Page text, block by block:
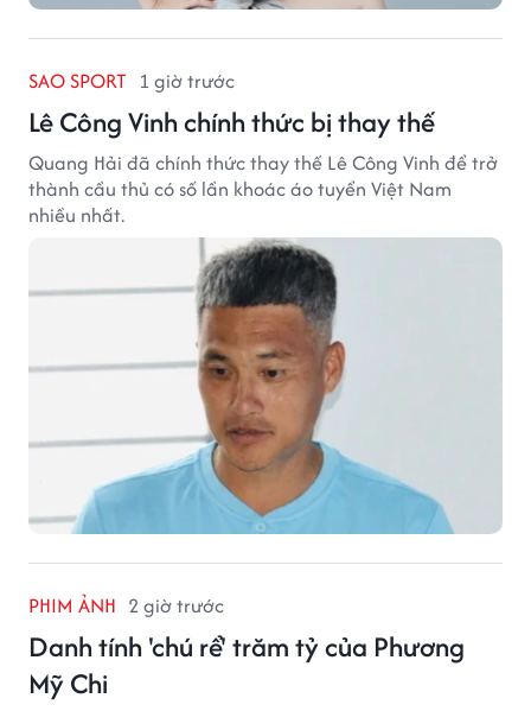
SAO SPORT 1 giờ trước
Lê Công Vinh chính thức bị thay thế
Quang Hải đã chính thức thay thế Lê Công Vinh để trở
thành cầu thủ có số lần khoác áo tuyển Việt Nam
nhiều nhất.
PHIM ẢNH 2 giờ trước
Danh tính 'chú rể' trăm tỷ của Phương
Mỹ Chi